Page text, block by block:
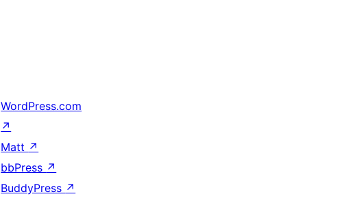
WordPress.com
↗
Matt ↗
bbPress ↗
BuddyPress ↗